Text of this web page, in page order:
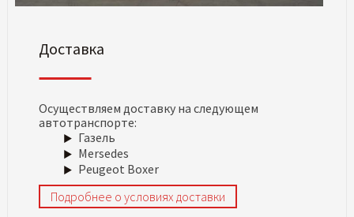
Доставка
Осуществляем доставку на следующем
автотранспорте:
Газель
Mersedes
Peugeot Boxer
Подробнее о условиях доставки